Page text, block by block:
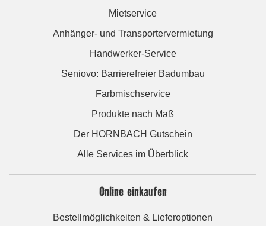
Mietservice
Anhänger- und Transportervermietung
Handwerker-Service
Seniovo: Barrierefreier Badumbau
Farbmischservice
Produkte nach Maß
Der HORNBACH Gutschein
Alle Services im Überblick
Online einkaufen
Bestellmöglichkeiten & Lieferoptionen